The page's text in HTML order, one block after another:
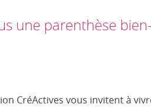
une parenthèse
CréActives vous invitent à